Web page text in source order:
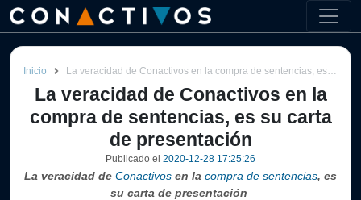
Inicio La veracidad de Conactivos en la compra de sentencias, es su carta de presentación
La veracidad de Conactivos en la
compra de sentencias, es su carta
de presentación
Publicado el 2020-12-28 17:25:26
La veracidad de Conactivos en la compra de sentencias, es
su carta de presentación